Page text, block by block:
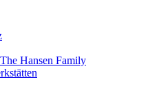
Hansen Family